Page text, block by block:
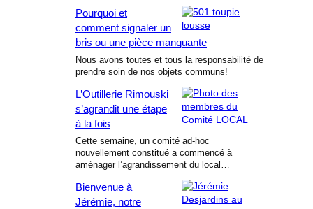
Pourquoi et
comment signaler un
bris ou une pièce manquante
Nous avons toutes et tous la responsabilité de
prendre soin de nos objets communs!
L’Outillerie Rimouski
s’agrandit une étape
à la fois
Cette semaine, un comité ad-hoc
nouvellement constitué a commencé à
aménager l’agrandissement du local…
Bienvenue à
Jérémie, notre